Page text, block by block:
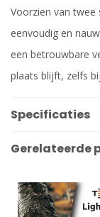
Voorzien van twee
eenvoudig en
een betrouwbare
plaats blijft, zelfs
Specificaties
Gerelateerde